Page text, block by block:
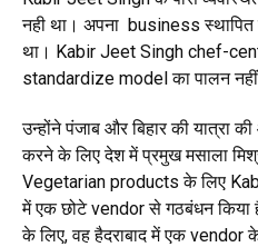
नही था। अपना business
था। Kabir Jeet Singh chef-
standardize model का पालन
उन्होंने पंजाब और बिहार की यात्रा
करने के लिए देश में प्रमुख मसाला
Vegetarian products के लिए
में एक छोटे vendor से गठबंधन
के लिए, वह हैदराबाद में एक vendor